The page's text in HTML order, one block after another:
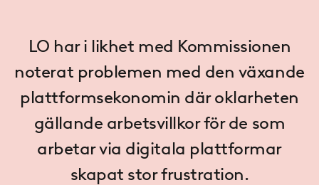
LO har i likhet med Kommissionen
noterat problemen med den växande
plattformsekonomin där oklarheten
gällande arbetsvillkor för de som
arbetar via digitala plattformar
skapat stor frustration.